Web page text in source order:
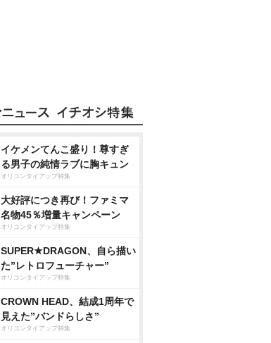
イケメンてんこ盛り！尊すぎ
る男子の純情ラブに胸キュン
オリコンタイアップ特集
大好評につき再び！ファミマ
名物45％増量キャンペーン
オリコンタイアップ特集
SUPER★DRAGON、自ら描い
た”レトロフューチャー”
オリコンタイアップ特集
CROWN HEAD、結成1周年で
見えた”バンドらしさ”
オリコンタイアップ特集